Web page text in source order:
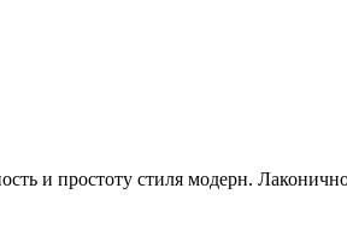
и простоту стиля модерн.